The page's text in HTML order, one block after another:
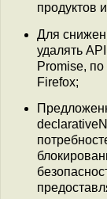
продуктов
Для
удалять
Promise,
Firefox;